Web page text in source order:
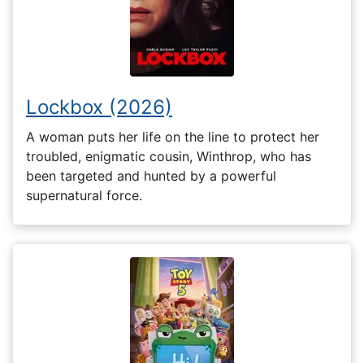
Lockbox (2026)
A woman puts her life on the line to protect her
troubled, enigmatic cousin, Winthrop, who has
been targeted and hunted by a powerful
supernatural force.